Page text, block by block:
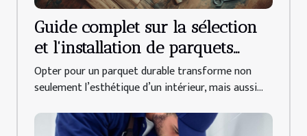
Guide complet sur la sélection
et l'installation de parquets
durables
Opter pour un parquet durable transforme non
seulement l’esthétique d’un intérieur, mais aussi...